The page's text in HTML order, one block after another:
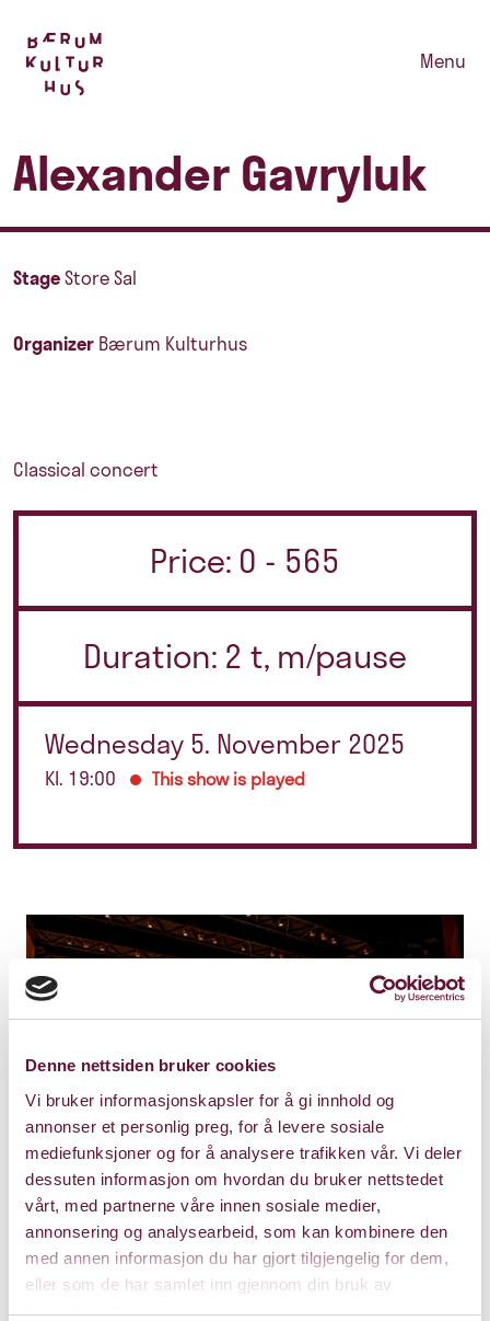
Denne nettsiden bruker cookies
Vi bruker informasjonskapsler for å gi innhold og
annonser et personlig preg, for å levere sosiale
mediefunksjoner og for å analysere trafikken vår. Vi deler
dessuten informasjon om hvordan du bruker nettstedet
vårt, med partnerne våre innen sosiale medier,
annonsering og analysearbeid, som kan kombinere den
med annen informasjon du har gjort tilgjengelig for dem,
eller som de har samlet inn gjennom din bruk av
tjenestene deres.
Menu
Alexander Gavryluk
StageStore Sal
Organizer Bærum Kulturhus
Classical concert
Price: 0 - 565
Duration: 2 t, m/pause
Wednesday 5. November 2025
Kl. 19:00 This show is played
Store Sal